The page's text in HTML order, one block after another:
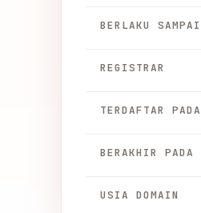
BERLAKU SAMPAI
REGISTRAR
TERDAFTAR PADA
BERAKHIR PADA
USIA DOMAIN